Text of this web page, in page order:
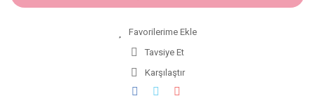
Tavsiye Et
Karşılaştır